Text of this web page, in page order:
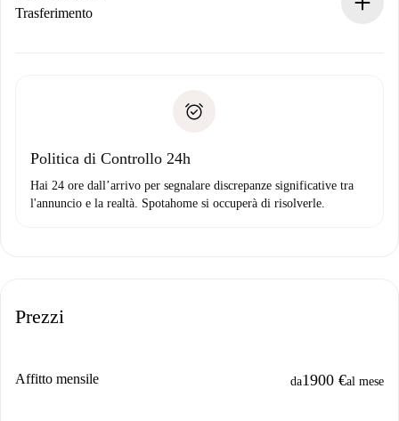
Se rifiutata: non ti addebiteremo nulla e ti proporremo
Domiciliazione del pagamento
Trasferimento
solo se non segnali problemi.
Politica di Controllo 24h
Hai 24 ore dall’arrivo per segnalare discrepanze significative tra
l'annuncio e la realtà. Spotahome si occuperà di risolverle.
Prezzi
Affitto mensile da1900 €al mese